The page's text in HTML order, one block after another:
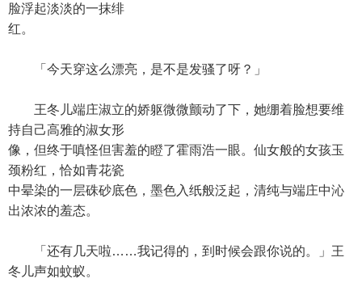
脸浮起淡淡的一抹绯
红。
「今天穿这么漂亮，是不是发骚了呀？」
王冬儿端庄淑立的娇躯微微颤动了下，她绷着脸想要维
持自己高雅的淑女形
像，但终于嗔怪但害羞的瞪了霍雨浩一眼。仙女般的女孩玉
颈粉红，恰如青花瓷
中晕染的一层硃砂底色，墨色入纸般泛起，清纯与端庄中沁
出浓浓的羞态。
「还有几天啦……我记得的，到时候会跟你说的。」王
冬儿声如蚊蚁。